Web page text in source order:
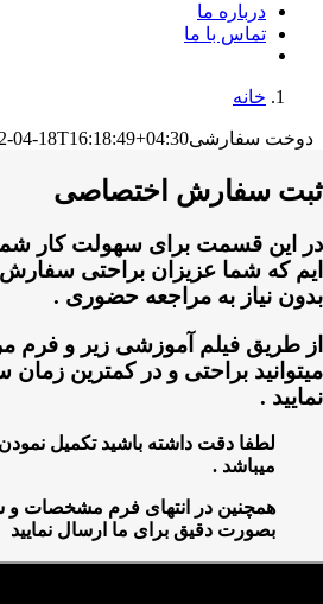
درباره ما
تماس با ما
خانه
دوخت سفارشی04-18T16:18:49+04:30
ثبت سفارش اختصاصی
در این قسمت برای سهولت کار شما
ایم که شما عزیزان براحتی سفارش
بدون نیاز به مراجعه حضوری .
از طریق فیلم آموزشی زیر و فرم
میتوانید براحتی و در کمترین
نمایید .
لطفا دقت داشته باشید تکمیل
میباشد .
همچنین در انتهای فرم مشخصات و
بصورت دقیق برای ما ارسال نمایید